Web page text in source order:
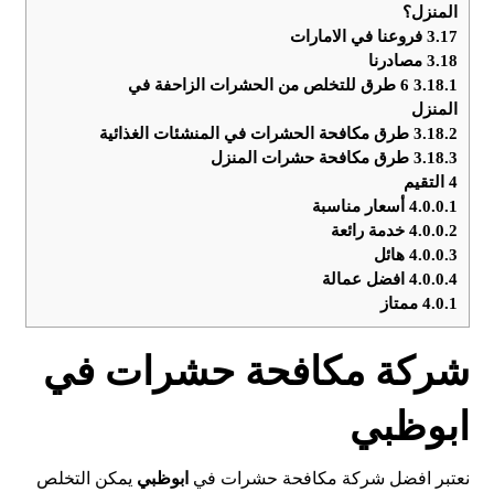
المنزل؟
3.17 فروعنا في الامارات
3.18 مصادرنا
3.18.1
6 طرق للتخلص من الحشرات الزاحفة في
المنزل
3.18.2 طرق مكافحة الحشرات في المنشئات الغذائية
3.18.3 طرق مكافحة حشرات المنزل
4 التقيم
4.0.0.1 أسعار مناسبة
4.0.0.2 خدمة رائعة
4.0.0.3 هائل
4.0.0.4 افضل عمالة
4.0.1 ممتاز
شركة مكافحة حشرات في
ابوظبي
نعتبر افضل شركة مكافحة حشرات في ابوظبي يمكن التخلص